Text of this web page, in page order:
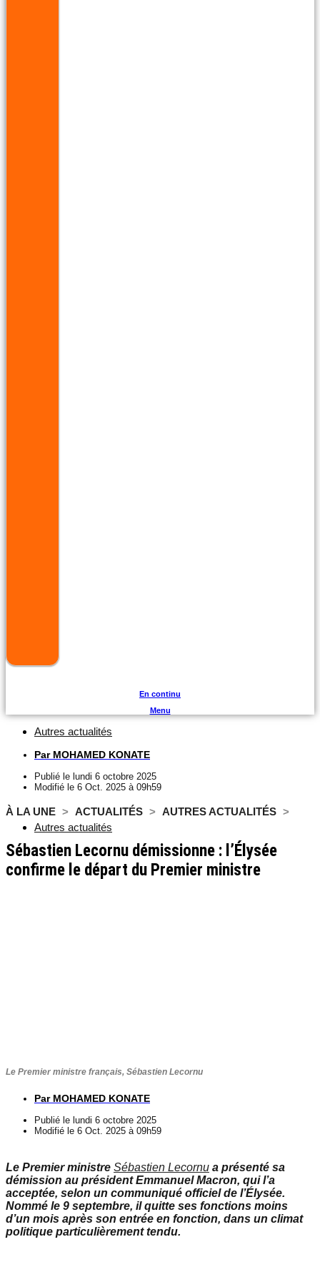
En continu
Menu
Autres actualités
ParMOHAMED KONATE
Publié le lundi 6 octobre 2025
Modifié le 6 Oct. 2025 à 09h59
À LA UNE > ACTUALITÉS > AUTRES ACTUALITÉS >
Autres actualités
Sébastien Lecornu démissionne : l’Élysée
confirme le départ du Premier ministre
Le Premier ministre français, Sébastien Lecornu
ParMOHAMED KONATE
Publié le lundi 6 octobre 2025
Modifié le 6 Oct. 2025 à 09h59
Le Premier ministre Sébastien Lecornu a présenté sa
démission au président Emmanuel Macron, qui l’a
acceptée, selon un communiqué officiel de l’Élysée.
Nommé le 9 septembre, il quitte ses fonctions moins
d’un mois après son entrée en fonction, dans un climat
politique particulièrement tendu.